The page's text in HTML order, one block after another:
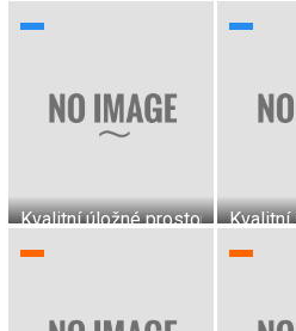
Kvalitní úložné prostory zcelaKvalitní